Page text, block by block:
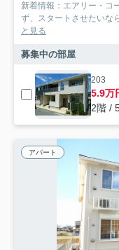
新着情報：エアリー・コ
ず、スタートさせたいな
と見る
募集中の部屋
203
5.9万
2階 /
アパート